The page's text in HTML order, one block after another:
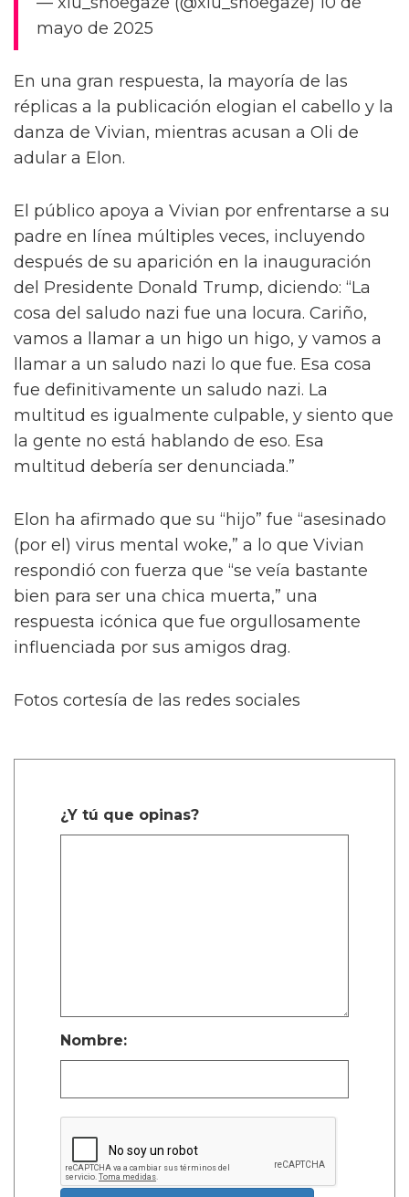
mayo de 2025
En una gran respuesta, la mayoría de las
réplicas a la publicación elogian el cabello y la
danza de Vivian, mientras acusan a Oli de
adular a Elon.
El público apoya a Vivian por enfrentarse a su
padre en línea múltiples veces, incluyendo
después de su aparición en la inauguración
del Presidente Donald Trump, diciendo: “La
cosa del saludo nazi fue una locura. Cariño,
vamos a llamar a un higo un higo, y vamos a
llamar a un saludo nazi lo que fue. Esa cosa
fue definitivamente un saludo nazi. La
multitud es igualmente culpable, y siento que
la gente no está hablando de eso. Esa
multitud debería ser denunciada.”
Elon ha afirmado que su “hijo” fue “asesinado
(por el) virus mental woke,” a lo que Vivian
respondió con fuerza que “se veía bastante
bien para ser una chica muerta,” una
respuesta icónica que fue orgullosamente
influenciada por sus amigos drag.
Fotos cortesía de las redes sociales
¿Y tú que opinas?
Nombre: